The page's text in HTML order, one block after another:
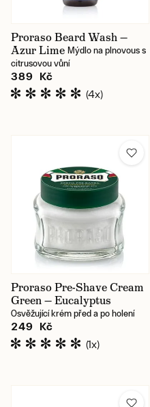
Proraso Beard Wash —
Azur Lime Mýdlo na plnovous s
citrusovou vůní
389 Kč
(4x)
Proraso Pre-Shave Cream
Green — Eucalyptus
Osvěžující krém před a po holení
249 Kč
(1x)